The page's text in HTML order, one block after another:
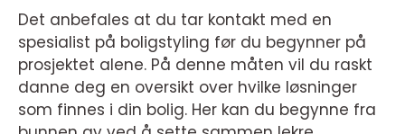
Det anbefales at du tar kontakt med en
spesialist på boligstyling før du begynner på
prosjektet alene. På denne måten vil du raskt
danne deg en oversikt over hvilke løsninger
som finnes i din bolig. Her kan du begynne fra